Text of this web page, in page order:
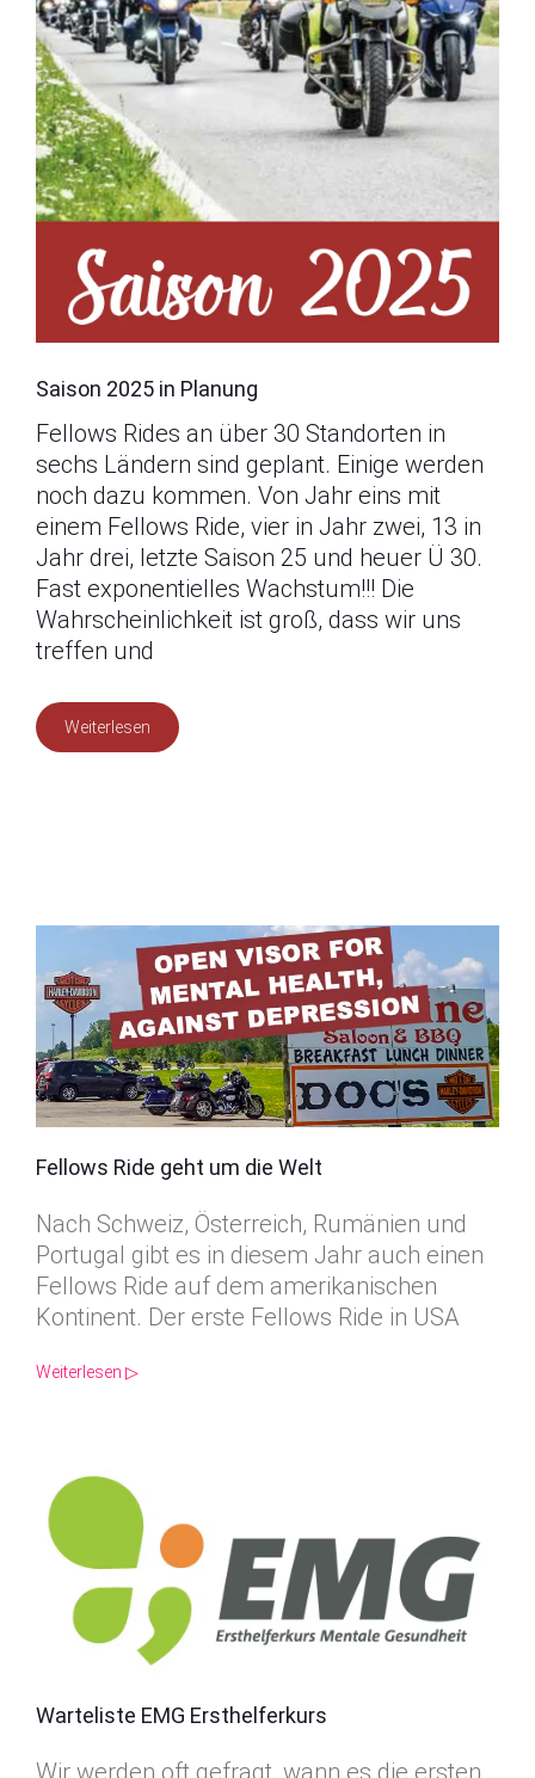
Saison 2025 in Planung
Fellows Rides an über 30 Standorten in
sechs Ländern sind geplant. Einige werden
noch dazu kommen. Von Jahr eins mit
einem Fellows Ride, vier in Jahr zwei, 13 in
Jahr drei, letzte Saison 25 und heuer Ü 30.
Fast exponentielles Wachstum!!! Die
Wahrscheinlichkeit ist groß, dass wir uns
treffen und
Weiterlesen
Fellows Ride geht um die Welt
Nach Schweiz, Österreich, Rumänien und
Portugal gibt es in diesem Jahr auch einen
Fellows Ride auf dem amerikanischen
Kontinent. Der erste Fellows Ride in USA
Weiterlesen ▷
Warteliste EMG Ersthelferkurs
Wir werden oft gefragt, wann es die ersten